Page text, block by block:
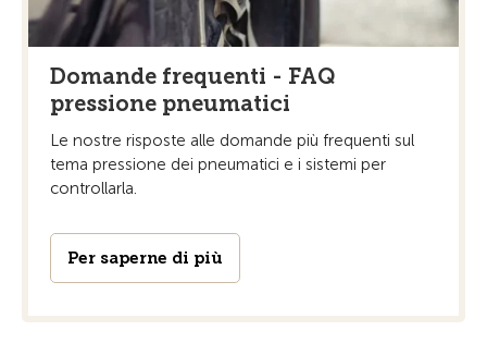
Domande frequenti - FAQ
pressione pneumatici
Le nostre risposte alle domande più frequenti sul
tema pressione dei pneumatici e i sistemi per
controllarla.
Per saperne di più